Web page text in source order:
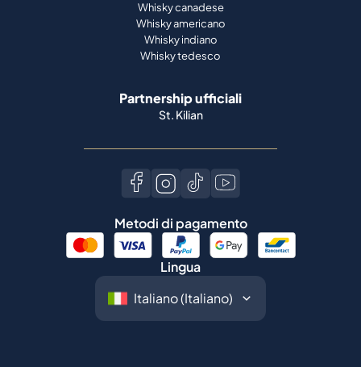
Whisky canadese
Whisky americano
Whisky indiano
Whisky tedesco
Partnership ufficiali
St. Kilian
Metodi di pagamento
Lingua